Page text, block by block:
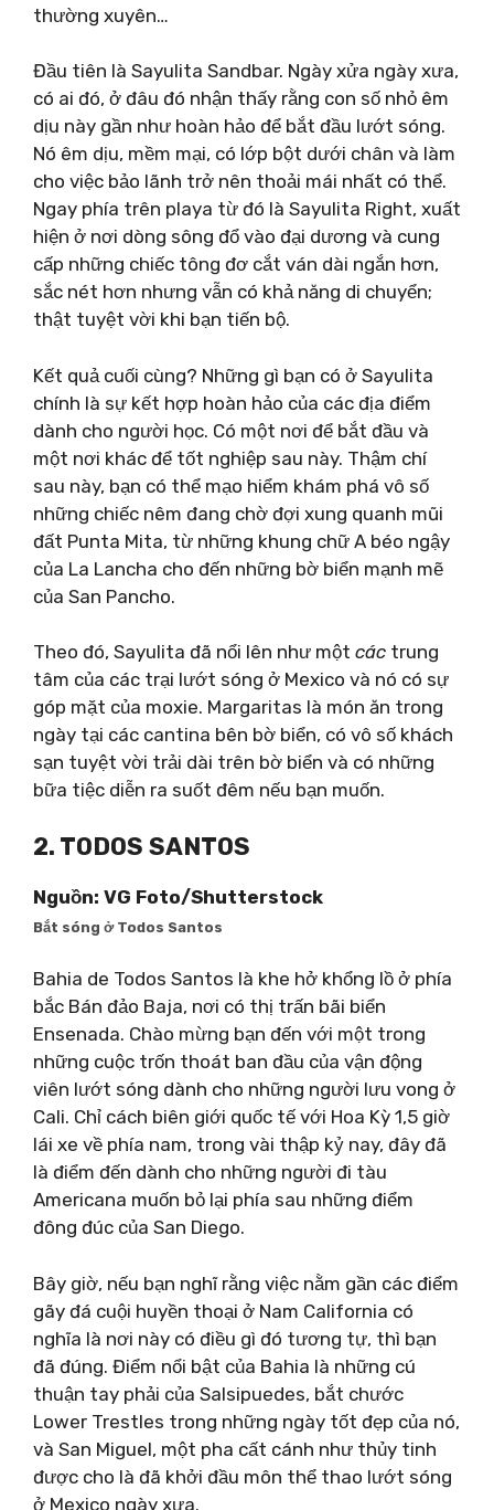
thường xuyên…
Đầu tiên là Sayulita Sandbar. Ngày xửa ngày xưa,
có ai đó, ở đâu đó nhận thấy rằng con số nhỏ êm
dịu này gần như hoàn hảo để bắt đầu lướt sóng.
Nó êm dịu, mềm mại, có lớp bột dưới chân và làm
cho việc bảo lãnh trở nên thoải mái nhất có thể.
Ngay phía trên playa từ đó là Sayulita Right, xuất
hiện ở nơi dòng sông đổ vào đại dương và cung
cấp những chiếc tông đơ cắt ván dài ngắn hơn,
sắc nét hơn nhưng vẫn có khả năng di chuyển;
thật tuyệt vời khi bạn tiến bộ.
Kết quả cuối cùng? Những gì bạn có ở Sayulita
chính là sự kết hợp hoàn hảo của các địa điểm
dành cho người học. Có một nơi để bắt đầu và
một nơi khác để tốt nghiệp sau này. Thậm chí
sau này, bạn có thể mạo hiểm khám phá vô số
những chiếc nêm đang chờ đợi xung quanh mũi
đất Punta Mita, từ những khung chữ A béo ngậy
của La Lancha cho đến những bờ biển mạnh mẽ
của San Pancho.
Theo đó, Sayulita đã nổi lên như một các trung
tâm của các trại lướt sóng ở Mexico và nó có sự
góp mặt của moxie. Margaritas là món ăn trong
ngày tại các cantina bên bờ biển, có vô số khách
sạn tuyệt vời trải dài trên bờ biển và có những
bữa tiệc diễn ra suốt đêm nếu bạn muốn.
2. TODOS SANTOS
Nguồn: VG Foto/Shutterstock
Bắt sóng ở Todos Santos
Bahia de Todos Santos là khe hở khổng lồ ở phía
bắc Bán đảo Baja, nơi có thị trấn bãi biển
Ensenada. Chào mừng bạn đến với một trong
những cuộc trốn thoát ban đầu của vận động
viên lướt sóng dành cho những người lưu vong ở
Cali. Chỉ cách biên giới quốc tế với Hoa Kỳ 1,5 giờ
lái xe về phía nam, trong vài thập kỷ nay, đây đã
là điểm đến dành cho những người đi tàu
Americana muốn bỏ lại phía sau những điểm
đông đúc của San Diego.
Bây giờ, nếu bạn nghĩ rằng việc nằm gần các điểm
gãy đá cuội huyền thoại ở Nam California có
nghĩa là nơi này có điều gì đó tương tự, thì bạn
đã đúng. Điểm nổi bật của Bahia là những cú
thuận tay phải của Salsipuedes, bắt chước
Lower Trestles trong những ngày tốt đẹp của nó,
và San Miguel, một pha cất cánh như thủy tinh
được cho là đã khởi đầu môn thể thao lướt sóng
ở Mexico ngày xưa.